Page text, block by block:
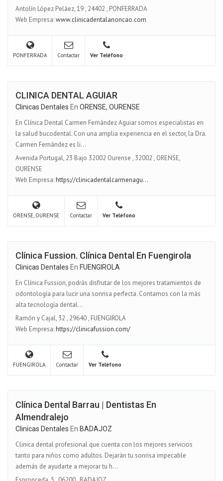
Antolín López Peláez, 19, 24402 , PONFERRADA
Web Empresa:www.clinicadentalanoncao.com
PONFERRADA Contactar Ver Teléfono
CLINICA DENTAL AGUIAR
Clinicas Dentales En ORENSE, OURENSE
En Clínica Dental Carmen Fernández Aguiar somos especialistas en
la salud bucodental. Con una amplia experiencia en el sector, la Dra.
Carmen Fernández es li...
Avenida Portugal, 23 Bajo 32002 Ourense , 32002 , ORENSE,
OURENSE
Web Empresa:https://clinicadentalcarmenagu...
ORENSE, OURENSE Contactar Ver Teléfono
Clínica Fussion. Clínica Dental En Fuengirola
Clinicas Dentales En FUENGIROLA
En Clínica Fussion, podrás disfrutar de los mejores tratamientos de
odontología para lucir una sonrisa perfecta. Contamos con la más
alta tecnología dental...
Ramón y Cajal, 32 , 29640, FUENGIROLA
Web Empresa:https://clinicafussion.com/
FUENGIROLA Contactar Ver Teléfono
Clínica Dental Barrau | Dentistas En
Almendralejo
Clinicas Dentales En BADAJOZ
Clinica dental profesional que cuenta con los mejores servicios
tanto para niños como adultos. Dejarán tu sonrisa impecable
además de ayudarte a mejorar tu h...